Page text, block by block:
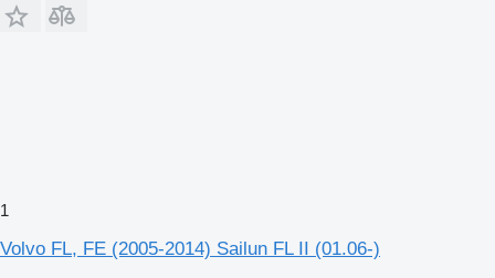
1
Volvo FL, FE (2005-2014) Sailun FL II (01.06-)